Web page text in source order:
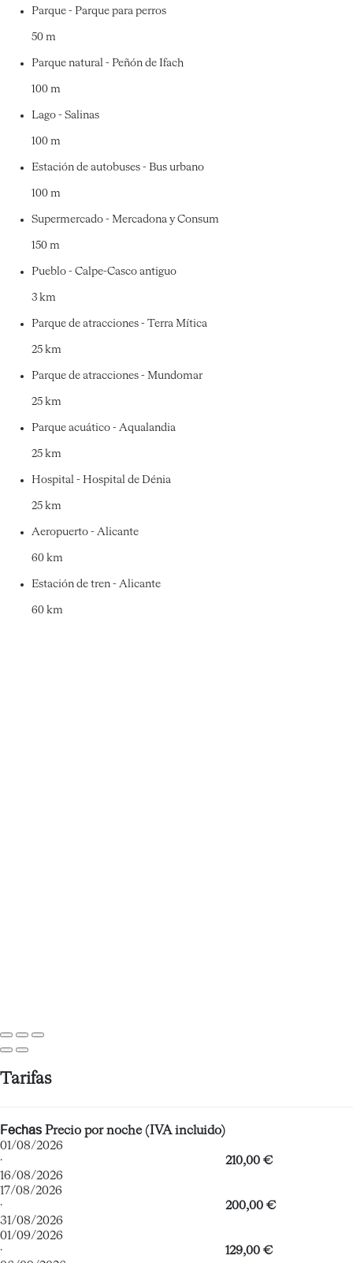
Parque - Parque para perros
50 m
Parque natural - Peñón de Ifach
100 m
Lago - Salinas
100 m
Estación de autobuses - Bus urbano
100 m
Supermercado - Mercadona y Consum
150 m
Pueblo - Calpe-Casco antiguo
3 km
Parque de atracciones - Terra Mítica
25 km
Parque de atracciones - Mundomar
25 km
Parque acuático - Aqualandia
25 km
Hospital - Hospital de Dénia
25 km
Aeropuerto - Alicante
60 km
Estación de tren - Alicante
60 km
Tarifas
Fechas Precio por noche (IVA incluido)
01/08/2026
·
16/08/2026
210,00 €
17/08/2026
·
31/08/2026
200,00 €
01/09/2026
·
129,00 €